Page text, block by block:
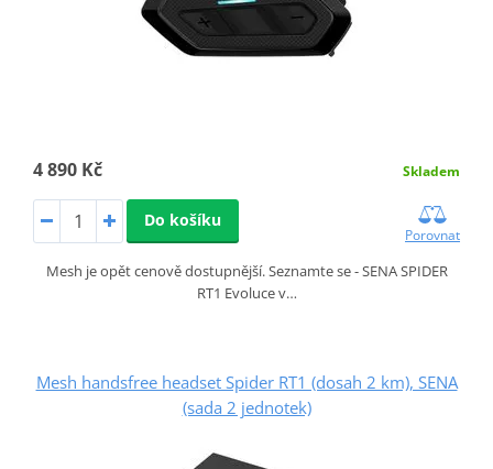
4 890 Kč Skladem
Do košíku
Porovnat
Mesh je opět cenově dostupnější. Seznamte se - SENA SPIDER
RT1 Evoluce v…
Mesh handsfree headset Spider RT1 (dosah 2 km), SENA
(sada 2 jednotek)